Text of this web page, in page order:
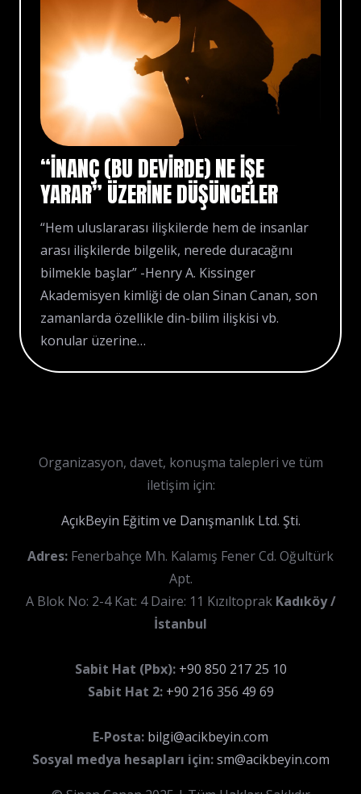
“İNANÇ (BU DEVİRDE) NE İŞE
YARAR” ÜZERİNE DÜŞÜNCELER
“Hem uluslararası ilişkilerde hem de insanlar
arası ilişkilerde bilgelik, nerede duracağını
bilmekle başlar” -Henry A. Kissinger
Akademisyen kimliği de olan Sinan Canan, son
zamanlarda özellikle din-bilim ilişkisi vb.
konular üzerine…
Organizasyon, davet, konuşma talepleri ve tüm
iletişim için:
AçıkBeyin Eğitim ve Danışmanlık Ltd. Şti.
Adres: Fenerbahçe Mh. Kalamış Fener Cd. Oğultürk
Apt.
A Blok No: 2-4 Kat: 4 Daire: 11 Kızıltoprak Kadıköy /
İstanbul
Sabit Hat (Pbx): +90 850 217 25 10
Sabit Hat 2: +90 216 356 49 69
E-Posta: bilgi@acikbeyin.com
Sosyal medya hesapları için: sm@acikbeyin.com